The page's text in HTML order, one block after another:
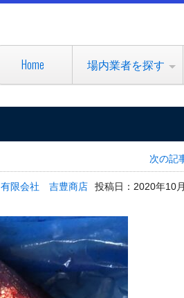
Home 場内業者を探す
次の記
有限会社 吉豊商店 投稿日：2020年10